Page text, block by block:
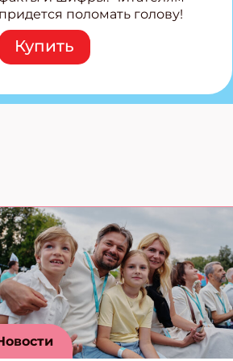
придется поломать голову!
Внутри: Шифры и
расшифровки Плетем
запутанные поделки
коды 3 комикса
Купить